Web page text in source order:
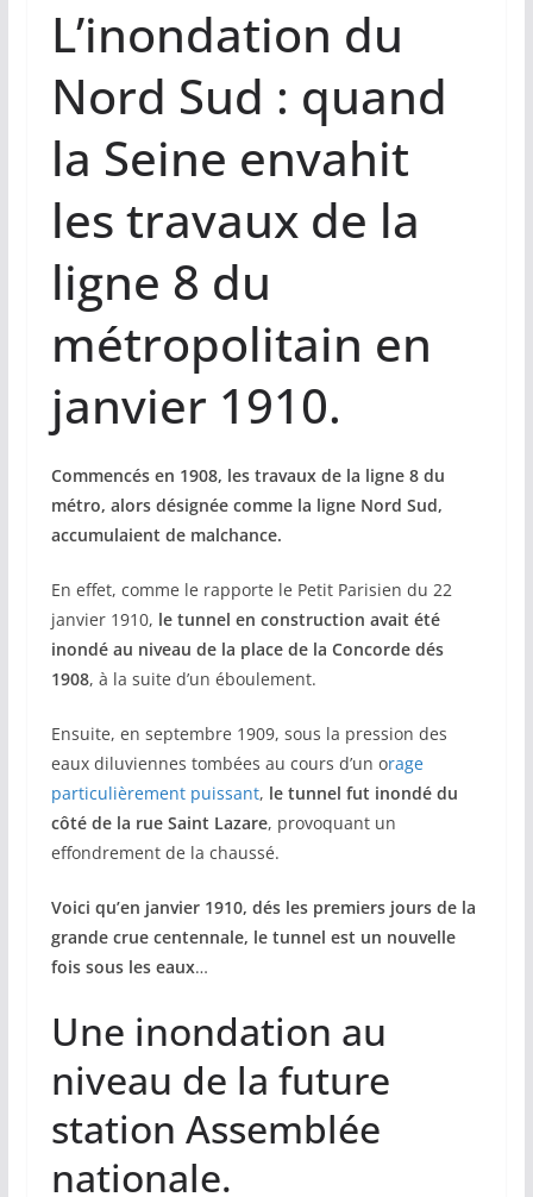
L’inondation du
Nord Sud : quand
la Seine envahit
les travaux de la
ligne 8 du
métropolitain en
janvier 1910.
Commencés en 1908, les travaux de la ligne 8 du
métro, alors désignée comme la ligne Nord Sud,
accumulaient de malchance.
En effet, comme le rapporte le Petit Parisien du 22
janvier 1910, le tunnel en construction avait été
inondé au niveau de la place de la Concorde dés
1908, à la suite d’un éboulement.
Ensuite, en septembre 1909, sous la pression des
eaux diluviennes tombées au cours d’un orage
particulièrement puissant, le tunnel fut inondé du
côté de la rue Saint Lazare, provoquant un
effondrement de la chaussé.
Voici qu’en janvier 1910, dés les premiers jours de la
grande crue centennale, le tunnel est un nouvelle
fois sous les eaux…
Une inondation au
niveau de la future
station Assemblée
nationale.